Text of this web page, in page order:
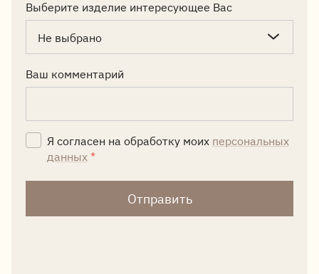
Выберите изделие интересующее Вас
Не выбрано
Ваш комментарий
Я согласен на обработку моих персональных
данных*
Отправить